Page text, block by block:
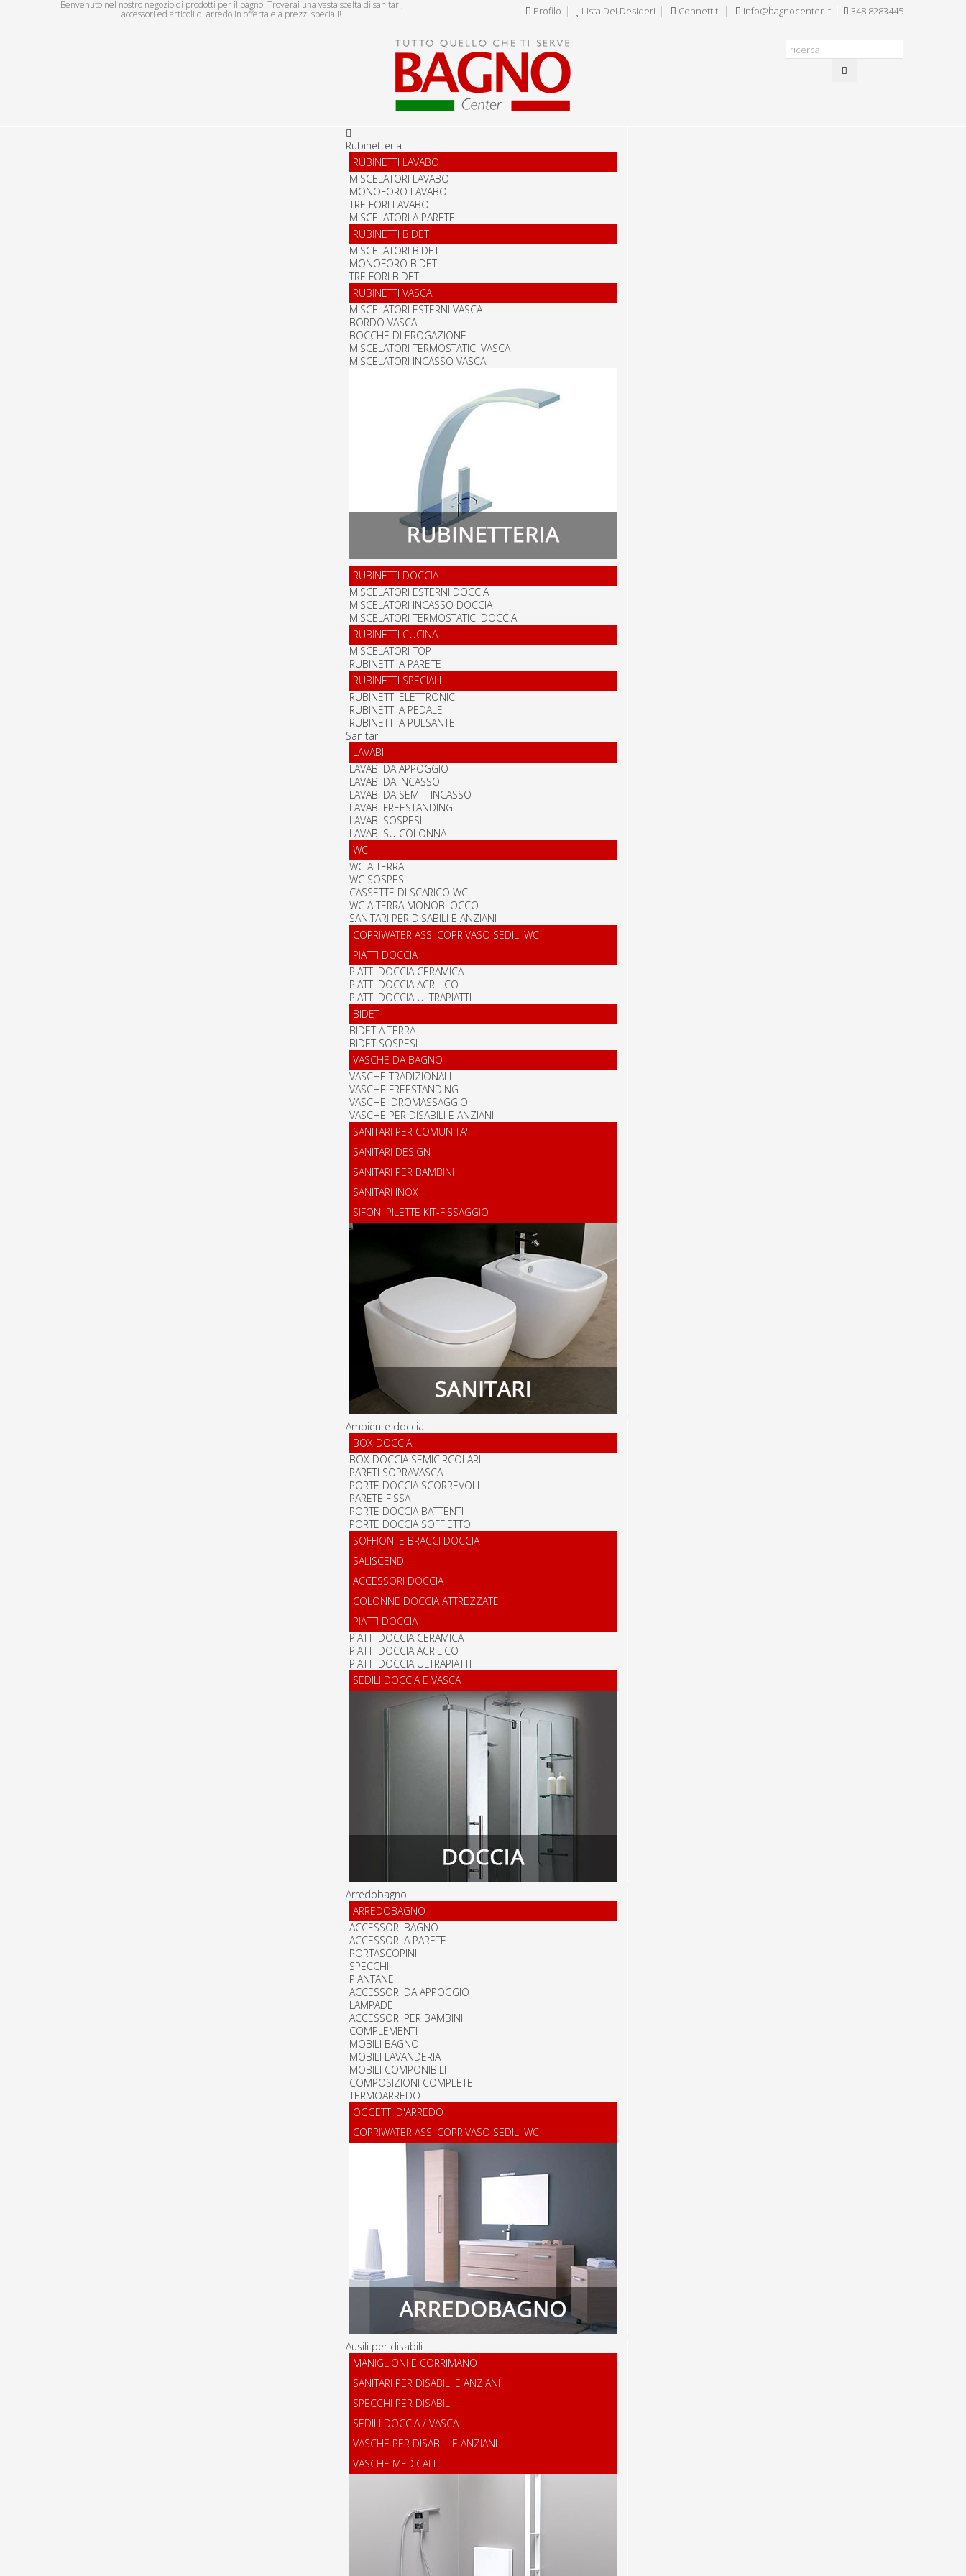
Profilo Lista Dei Desideri Connettiti info@bagnocenter.it 348 8283445
Benvenuto nel nostro negozio di prodotti per il bagno. Troverai una vasta scelta di sanitari,
accessori ed articoli di arredo in offerta e a prezzi speciali!
Rubinetteria
RUBINETTI LAVABO
MISCELATORI LAVABO
MONOFORO LAVABO
TRE FORI LAVABO
MISCELATORI A PARETE
RUBINETTI BIDET
MISCELATORI BIDET
MONOFORO BIDET
TRE FORI BIDET
RUBINETTI VASCA
MISCELATORI ESTERNI VASCA
BORDO VASCA
BOCCHE DI EROGAZIONE
MISCELATORI TERMOSTATICI VASCA
MISCELATORI INCASSO VASCA
RUBINETTI DOCCIA
MISCELATORI ESTERNI DOCCIA
MISCELATORI INCASSO DOCCIA
MISCELATORI TERMOSTATICI DOCCIA
RUBINETTI CUCINA
MISCELATORI TOP
RUBINETTI A PARETE
RUBINETTI SPECIALI
RUBINETTI ELETTRONICI
RUBINETTI A PEDALE
RUBINETTI A PULSANTE
Sanitari
LAVABI
LAVABI DA APPOGGIO
LAVABI DA INCASSO
LAVABI DA SEMI - INCASSO
LAVABI FREESTANDING
LAVABI SOSPESI
LAVABI SU COLONNA
WC
WC A TERRA
WC SOSPESI
CASSETTE DI SCARICO WC
WC A TERRA MONOBLOCCO
SANITARI PER DISABILI E ANZIANI
COPRIWATER ASSI COPRIVASO SEDILI WC
PIATTI DOCCIA
PIATTI DOCCIA CERAMICA
PIATTI DOCCIA ACRILICO
PIATTI DOCCIA ULTRAPIATTI
BIDET
BIDET A TERRA
BIDET SOSPESI
VASCHE DA BAGNO
VASCHE TRADIZIONALI
VASCHE FREESTANDING
VASCHE IDROMASSAGGIO
VASCHE PER DISABILI E ANZIANI
SANITARI PER COMUNITA'
SANITARI DESIGN
SANITARI PER BAMBINI
SANITARI INOX
SIFONI PILETTE KIT-FISSAGGIO
Ambiente doccia
BOX DOCCIA
BOX DOCCIA SEMICIRCOLARI
PARETI SOPRAVASCA
PORTE DOCCIA SCORREVOLI
PARETE FISSA
PORTE DOCCIA BATTENTI
PORTE DOCCIA SOFFIETTO
SOFFIONI E BRACCI DOCCIA
SALISCENDI
ACCESSORI DOCCIA
COLONNE DOCCIA ATTREZZATE
PIATTI DOCCIA
PIATTI DOCCIA CERAMICA
PIATTI DOCCIA ACRILICO
PIATTI DOCCIA ULTRAPIATTI
SEDILI DOCCIA E VASCA
Arredobagno
ARREDOBAGNO
ACCESSORI BAGNO
ACCESSORI A PARETE
PORTASCOPINI
SPECCHI
PIANTANE
ACCESSORI DA APPOGGIO
LAMPADE
ACCESSORI PER BAMBINI
COMPLEMENTI
MOBILI BAGNO
MOBILI LAVANDERIA
MOBILI COMPONIBILI
COMPOSIZIONI COMPLETE
TERMOARREDO
OGGETTI D'ARREDO
COPRIWATER ASSI COPRIVASO SEDILI WC
Ausili per disabili
MANIGLIONI E CORRIMANO
SANITARI PER DISABILI E ANZIANI
SPECCHI PER DISABILI
SEDILI DOCCIA / VASCA
VASCHE PER DISABILI E ANZIANI
VASCHE MEDICALI